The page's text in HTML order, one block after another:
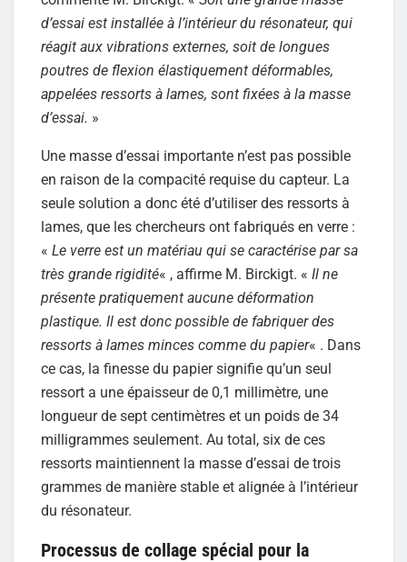
d’essai est installée à l’intérieur du résonateur, qui
réagit aux vibrations externes, soit de longues
poutres de flexion élastiquement déformables,
appelées ressorts à lames, sont fixées à la masse
d’essai. »
Une masse d’essai importante n’est pas possible
en raison de la compacité requise du capteur. La
seule solution a donc été d’utiliser des ressorts à
lames, que les chercheurs ont fabriqués en verre :
« Le verre est un matériau qui se caractérise par sa
très grande rigidité« , affirme M. Birckigt. « Il ne
présente pratiquement aucune déformation
plastique. Il est donc possible de fabriquer des
ressorts à lames minces comme du papier« . Dans
ce cas, la finesse du papier signifie qu’un seul
ressort a une épaisseur de 0,1 millimètre, une
longueur de sept centimètres et un poids de 34
milligrammes seulement. Au total, six de ces
ressorts maintiennent la masse d’essai de trois
grammes de manière stable et alignée à l’intérieur
du résonateur.
Processus de collage spécial pour la